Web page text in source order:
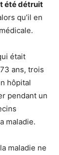
été détruit
qu’il en
était
ans, trois
hôpital
pendant un
maladie.
maladie ne